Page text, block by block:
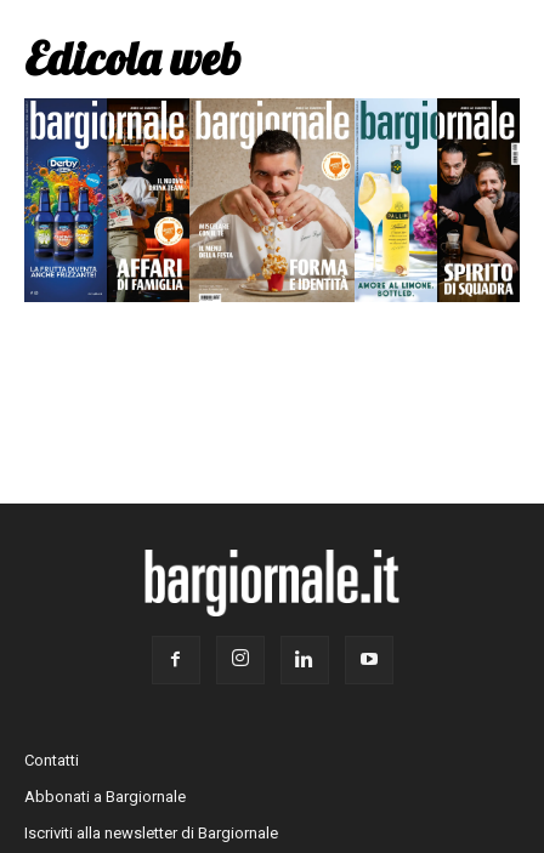
Edicola web
Contatti
Abbonati a Bargiornale
Iscriviti alla newsletter di Bargiornale